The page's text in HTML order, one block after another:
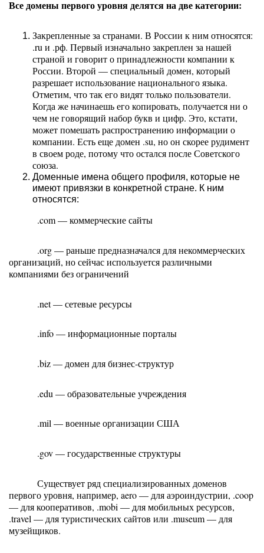
Все домены первого уровня делятся на две категории:
Закрепленные за странами. В России к ним относятся:
.ru и .рф. Первый изначально закреплен за нашей
страной и говорит о принадлежности компании к
России. Второй — специальный домен, который
разрешает использование национального языка.
Отметим, что так его видят только пользователи.
Когда же начинаешь его копировать, получается ни о
чем не говорящий набор букв и цифр. Это, кстати,
может помешать распространению информации о
компании. Есть еще домен .su, но он скорее рудимент
в своем роде, потому что остался после Советского
союза.
Доменные имена общего профиля, которые не
имеют привязки в конкретной стране. К ним
относятся:
.com — коммерческие сайты
.org — раньше предназначался для некоммерческих
организаций, но сейчас используется различными
компаниями без ограничений
.net — сетевые ресурсы
.info — информационные порталы
.biz — домен для бизнес-структур
.edu — образовательные учреждения
.mil — военные организации США
.gov — государственные структуры
Существует ряд специализированных доменов
первого уровня, например, aero — для аэроиндустрии, .coop
— для кооперативов, .mobi — для мобильных ресурсов,
.travel — для туристических сайтов или .museum — для
музейщиков.